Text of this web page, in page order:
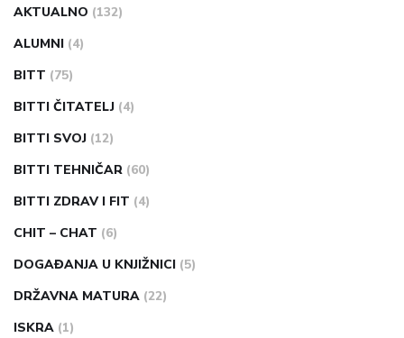
AKTUALNO (132)
ALUMNI (4)
BITT (75)
BITTI ČITATELJ (4)
BITTI SVOJ (12)
BITTI TEHNIČAR (60)
BITTI ZDRAV I FIT (4)
CHIT – CHAT (6)
DOGAĐANJA U KNJIŽNICI (5)
DRŽAVNA MATURA (22)
ISKRA (1)